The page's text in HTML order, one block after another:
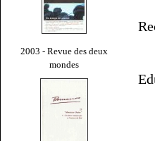
2003 - Revue des deux
mondes